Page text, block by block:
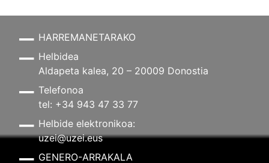
HARREMANETARAKO
Helbidea
Aldapeta kalea, 20 – 20009 Donostia
Telefonoa
tel: +34 943 47 33 77
Helbide elektronikoa:
uzei@uzei.eus
GENERO-ARRAKALA